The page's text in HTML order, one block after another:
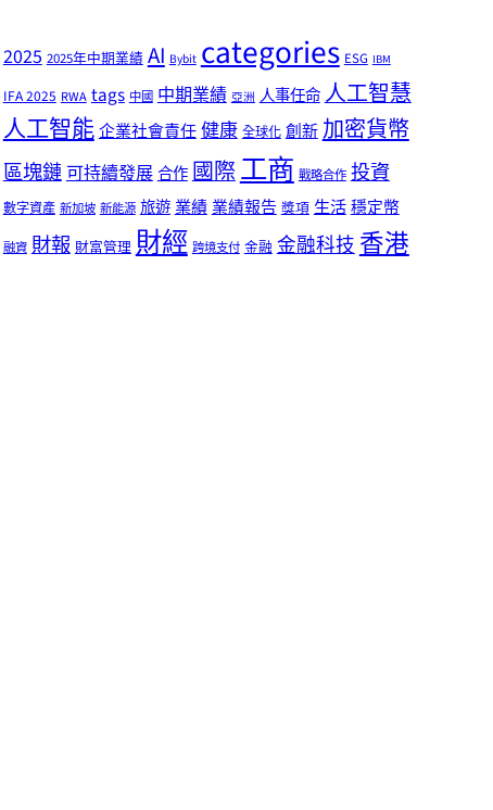
2025 2025年中期業績 AI Bybit categories ESG IBM
IFA 2025 RWA tags 中國 中期業績 亞洲 人事任命人工智慧
人工智能企業社會責任健康 全球化 創新 加密貨幣
區塊鏈可持續發展合作國際工商 戰略合作 投資
數字資產 新加坡 新能源 旅遊業績業績報告 獎項 生活穩定幣
融資 財報 財富管理 財經 跨境支付 金融 金融科技香港